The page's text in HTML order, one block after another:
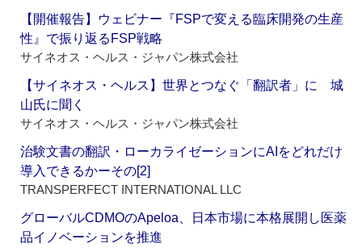
【開催報告】ウェビナー『FSPで変える臨床開発の生産
性』で振り返るFSP戦略
サイネオス・ヘルス・ジャパン株式会社
【サイネオス・ヘルス】世界とつなぐ「翻訳者」に 城
山氏に聞く
サイネオス・ヘルス・ジャパン株式会社
治験文書の翻訳・ローカライゼーションにAIをどれだけ
導入できるかーその[2]
TRANSPERFECT INTERNATIONAL LLC
グローバルCDMOのApeloa、日本市場に本格展開し医薬
品イノベーションを推進